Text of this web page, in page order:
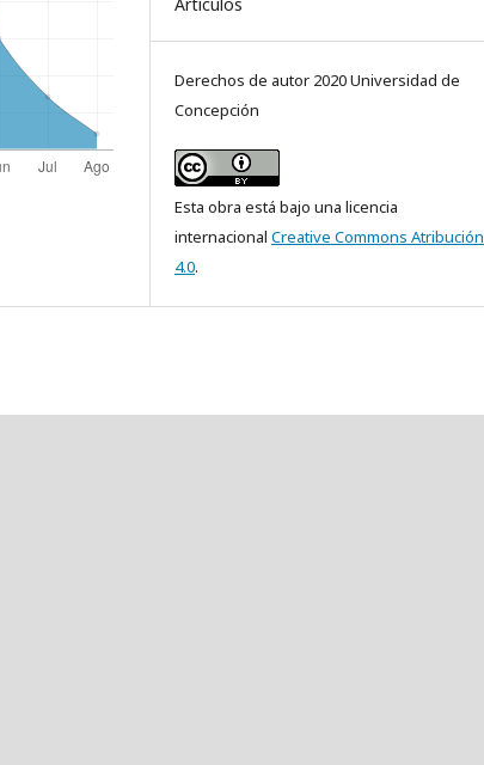
Derechos de autor 2020 Universidad de
Concepción
Esta obra está bajo una licencia
internacional Creative Commons Atribución
4.0.